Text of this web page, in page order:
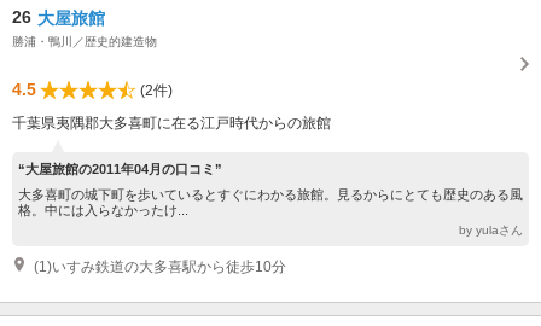
26 大屋旅館
勝浦・鴨川／歴史的建造物
4.5
(2件)
千葉県夷隅郡大多喜町に在る江戸時代からの旅館
“大屋旅館の2011年04月の口コミ”
大多喜町の城下町を歩いているとすぐにわかる旅館。見るからにとても歴史のある風
格。中には入らなかったけ...
by yulaさん
(1)いすみ鉄道の大多喜駅から徒歩10分